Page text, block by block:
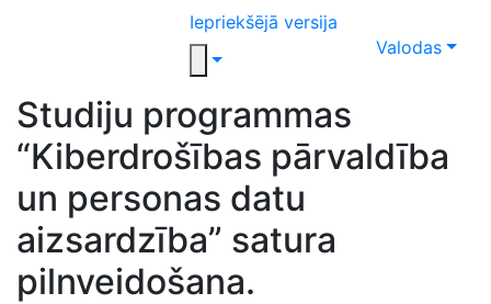
Iepriekšējā versija
Valodas
Studiju programmas
“Kiberdrošības pārvaldība
un personas datu
aizsardzība” satura
pilnveidošana.